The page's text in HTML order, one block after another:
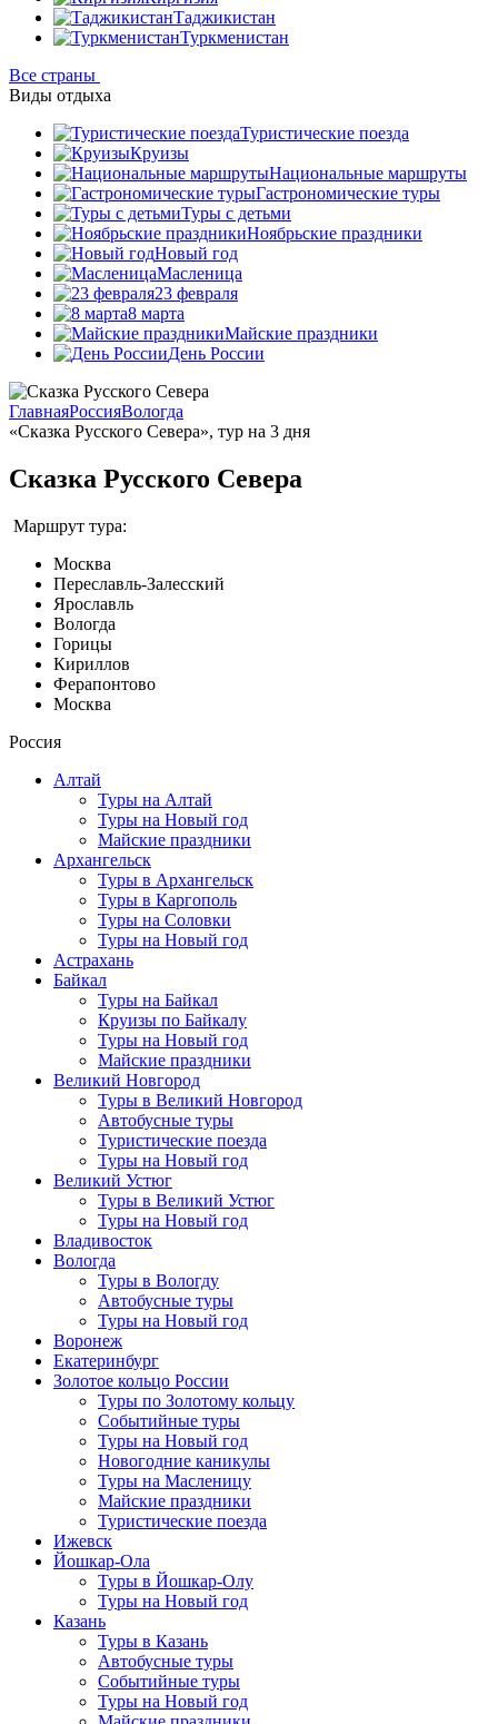
Таджикистан
Туркменистан
Все страны
Виды отдыха
Туристические поезда
Круизы
Национальные маршруты
Гастрономические туры
Туры с детьми
Ноябрьские праздники
Новый год
Масленица
23 февраля
8 марта
Майские праздники
День России
ГлавнаяРоссияВологда
«Сказка Русского Севера», тур на 3 дня
Сказка Русского Севера
Маршрут тура:
Москва
Переславль-Залесский
Ярославль
Вологда
Горицы
Кириллов
Ферапонтово
Москва
Россия
Алтай
Туры на Алтай
Туры на Новый год
Майские праздники
Архангельск
Туры в Архангельск
Туры в Каргополь
Туры на Соловки
Туры на Новый год
Астрахань
Байкал
Туры на Байкал
Круизы по Байкалу
Туры на Новый год
Майские праздники
Великий Новгород
Туры в Великий Новгород
Автобусные туры
Туристические поезда
Туры на Новый год
Великий Устюг
Туры в Великий Устюг
Туры на Новый год
Владивосток
Вологда
Туры в Вологду
Автобусные туры
Туры на Новый год
Воронеж
Екатеринбург
Золотое кольцо России
Туры по Золотому кольцу
Событийные туры
Туры на Новый год
Новогодние каникулы
Туры на Масленицу
Майские праздники
Туристические поезда
Ижевск
Йошкар-Ола
Туры в Йошкар-Олу
Туры на Новый год
Казань
Туры в Казань
Автобусные туры
Событийные туры
Туры на Новый год